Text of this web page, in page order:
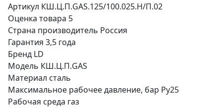
Артикул КШ.Ц.П.GAS.125/100.025.Н/П.02
Оценка товара 5
Страна производитель Россия
Гарантия 3,5 года
Бренд LD
Модель КШ.Ц.П.GAS
Материал сталь
Максимальное рабочее давление, бар Ру25
Рабочая среда газ